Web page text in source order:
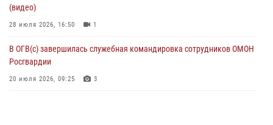
(видео)
28 июля 2026, 16:50 1
В ОГВ(с) завершилась служебная командировка сотрудников ОМОН
Росгвардии
20 июля 2026, 09:25 3